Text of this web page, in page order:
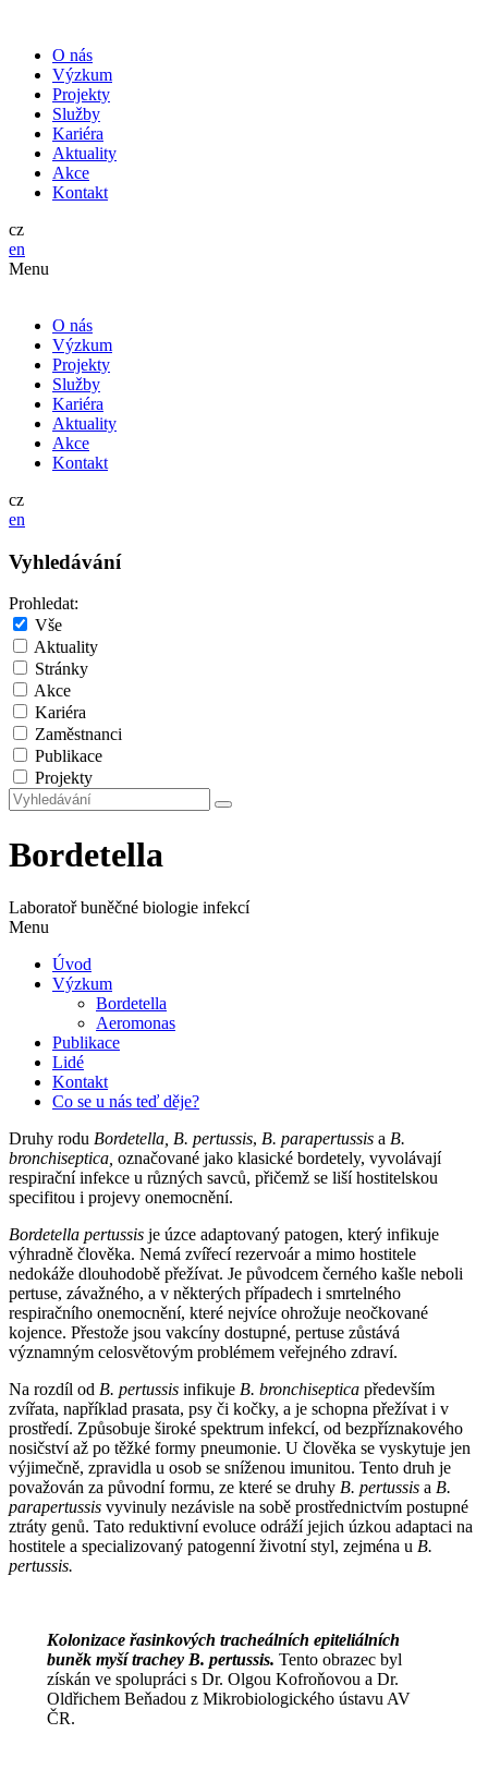
O nás
Výzkum
Projekty
Služby
Kariéra
Aktuality
Akce
Kontakt
cz
en
Menu
O nás
Výzkum
Projekty
Služby
Kariéra
Aktuality
Akce
Kontakt
cz
en
Vyhledávání
Prohledat:
Vše
Aktuality
Stránky
Akce
Kariéra
Zaměstnanci
Publikace
Projekty
Bordetella
Laboratoř buněčné biologie infekcí
Menu
Úvod
Výzkum
Bordetella
Aeromonas
Publikace
Lidé
Kontakt
Co se u nás teď děje?
Druhy rodu Bordetella, B. pertussis, B. parapertussis a B.
bronchiseptica, označované jako klasické bordetely, vyvolávají
respirační infekce u různých savců, přičemž se liší hostitelskou
specifitou i projevy onemocnění.
Bordetella pertussis je úzce adaptovaný patogen, který infikuje
výhradně člověka. Nemá zvířecí rezervoár a mimo hostitele
nedokáže dlouhodobě přežívat. Je původcem černého kašle neboli
pertuse, závažného, a v některých případech i smrtelného
respiračního onemocnění, které nejvíce ohrožuje neočkované
kojence. Přestože jsou vakcíny dostupné, pertuse zůstává
významným celosvětovým problémem veřejného zdraví.
Na rozdíl od B. pertussis infikuje B. bronchiseptica především
zvířata, například prasata, psy či kočky, a je schopna přežívat i v
prostředí. Způsobuje široké spektrum infekcí, od bezpříznakového
nosičství až po těžké formy pneumonie. U člověka se vyskytuje jen
výjimečně, zpravidla u osob se sníženou imunitou. Tento druh je
považován za původní formu, ze které se druhy B. pertussis a B.
parapertussis vyvinuly nezávisle na sobě prostřednictvím postupné
ztráty genů. Tato reduktivní evoluce odráží jejich úzkou adaptaci na
hostitele a specializovaný patogenní životní styl, zejména u B.
pertussis.
Kolonizace řasinkových tracheálních epiteliálních
buněk myší trachey B. pertussis. Tento obrazec byl
získán ve spolupráci s Dr. Olgou Kofroňovou a Dr.
Oldřichem Beňadou z Mikrobiologického ústavu AV
ČR.